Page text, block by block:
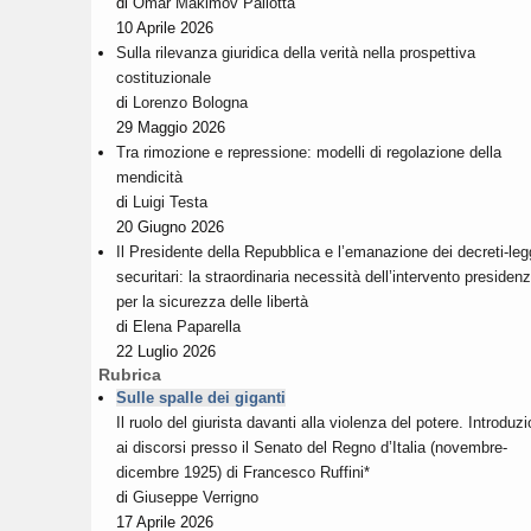
10 Aprile 2026
Sulla rilevanza giuridica della verità nella prospettiva
costituzionale
di Lorenzo Bologna
29 Maggio 2026
Tra rimozione e repressione: modelli di regolazione della
mendicità
di Luigi Testa
20 Giugno 2026
Il Presidente della Repubblica e l’emanazione dei decreti-
securitari: la straordinaria necessità dell’intervento
per la sicurezza delle libertà
di Elena Paparella
22 Luglio 2026
Rubrica
Sulle spalle dei giganti
Il ruolo del giurista davanti alla violenza del potere.
ai discorsi presso il Senato del Regno d’Italia (novembre-
dicembre 1925) di Francesco Ruffini*
di Giuseppe Verrigno
17 Aprile 2026